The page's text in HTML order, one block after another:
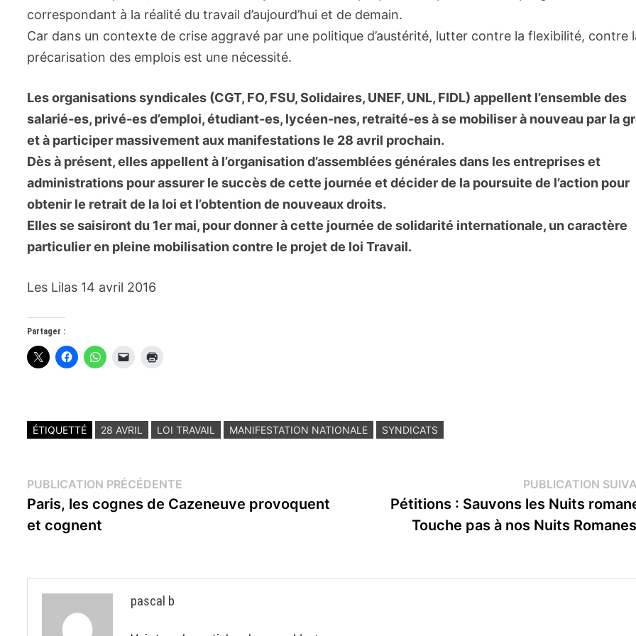
correspondant à la réalité du travail d’aujourd’hui et de demain.
Car dans un contexte de crise aggravé par une politique d’austérité, lutter contre la flexibilité, contre
précarisation des emplois est une nécessité.
Les organisations syndicales (CGT, FO, FSU, Solidaires, UNEF, UNL, FIDL) appellent l’ensemble des
salarié-es, privé-es d’emploi, étudiant-es, lycéen-nes, retraité-es à se mobiliser à nouveau par la
et à participer massivement aux manifestations le 28 avril prochain.
Dès à présent, elles appellent à l’organisation d’assemblées générales dans les entreprises et
administrations pour assurer le succès de cette journée et décider de la poursuite de l’action pour
obtenir le retrait de la loi et l’obtention de nouveaux droits.
Elles se saisiront du 1er mai, pour donner à cette journée de solidarité internationale, un caractère
particulier en pleine mobilisation contre le projet de loi Travail.
Les Lilas 14 avril 2016
Partager :
ÉTIQUETTÉ 28 AVRIL LOI TRAVAIL MANIFESTATION NATIONALE SYNDICATS
Navigation
de
l’article
PUBLICATION PRÉCÉDENTE
précédente :
Paris, les cognes de Cazeneuve provoquent
et cognent
PUBLICATION
Pétitions : Sauvons les Nuits
Touche pas à nos Nuits
pascal b